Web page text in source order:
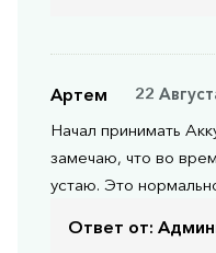
Артем
22
Начал принимать
замечаю, что во
устаю. Это
Ответ от: